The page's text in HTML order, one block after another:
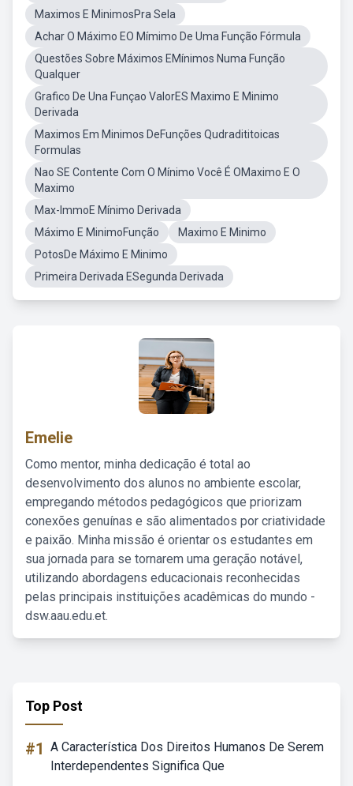
Maximos E MinimosPra Sela
Achar O Máximo EO Mímimo De Uma Função Fórmula
Questões Sobre Máximos EMínimos Numa Função
Qualquer
Grafico De Una Funçao ValorES Maximo E Minimo
Derivada
Maximos Em Minimos DeFunções Qudradititoicas
Formulas
Nao SE Contente Com O Mínimo Você É OMaximo E O
Maximo
Max-ImmoE Mínimo Derivada
Máximo E MinimoFunção
Maximo E Minimo
PotosDe Máximo E Minimo
Primeira Derivada ESegunda Derivada
Emelie
Como mentor, minha dedicação é total ao
desenvolvimento dos alunos no ambiente escolar,
empregando métodos pedagógicos que priorizam
conexões genuínas e são alimentados por criatividade
e paixão. Minha missão é orientar os estudantes em
sua jornada para se tornarem uma geração notável,
utilizando abordagens educacionais reconhecidas
pelas principais instituições acadêmicas do mundo -
dsw.aau.edu.et.
Top Post
#1 A Característica Dos Direitos Humanos De Serem
Interdependentes Significa Que